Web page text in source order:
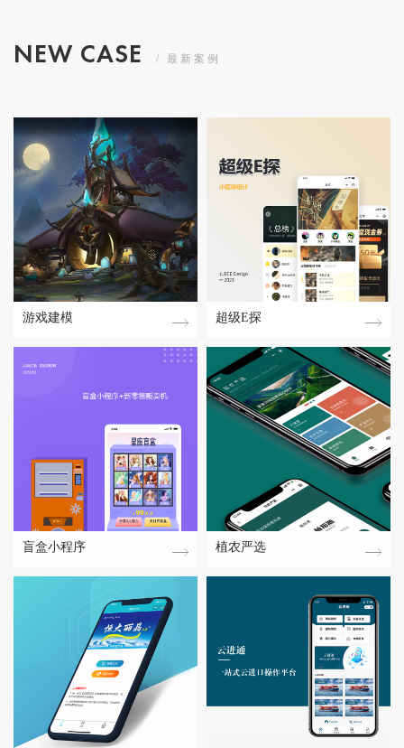
NEW CASE / 最新案例
游戏建模 超级E探
盲盒小程序 植农严选